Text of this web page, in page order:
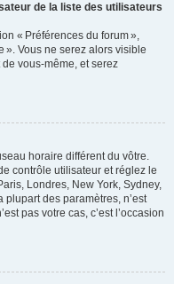
de la liste des utilisateurs
« Préférences du forum »,
». Vous ne serez alors visible
vous-même, et serez
horaire différent du vôtre.
contrôle utilisateur et réglez le
Londres, New York, Sydney,
des paramètres, n’est
pas votre cas, c’est l’occasion